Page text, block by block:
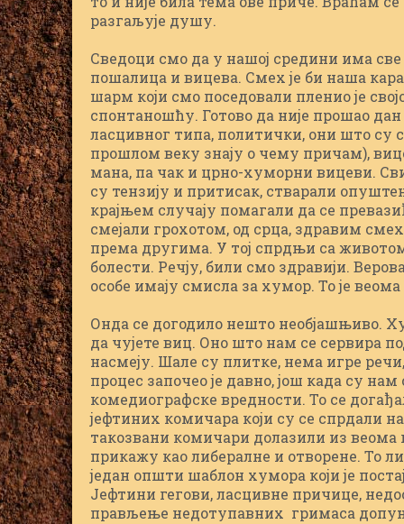
разгаљује душу.
Сведоци смо да у нашој средини има
пошалица и вицева. Смех је би наша
шарм који смо поседовали пленио је
спонтаношћу. Готово да није прошао
ласцивног типа, политички, они што су
прошлом веку знају о чему причам),
мана, па чак и црно-хуморни вицеви.
су тензију и притисак, стварали
крајњем случају помагали да се
смејали грохотом, од срца, здравим
према другима. У тој спрдњи са
болести. Речју, били смо здравији.
особе имају смисла за хумор. То је
Онда се догодило нешто необјашњиво.
да чујете виц. Оно што нам се сервира
насмеју. Шале су плитке, нема игре
процес започео је давно, још када су
комедиографске вредности. То се
јефтиних комичара који су се спрдали
такозвани комичари долазили из веома
прикажу као либералне и отворене. То
један општи шаблон хумора који је
Јефтини гегови, ласцивне причице,
прављење недотупавних гримаса